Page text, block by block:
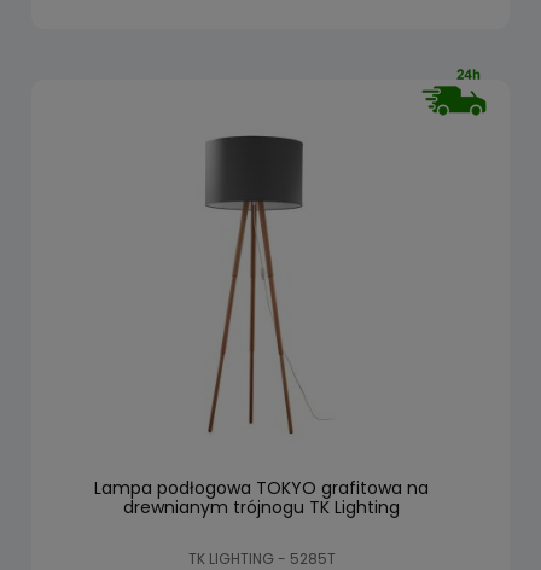
Lampa podłogowa TOKYO grafitowa na
drewnianym trójnogu TK Lighting
TK LIGHTING - 5285T